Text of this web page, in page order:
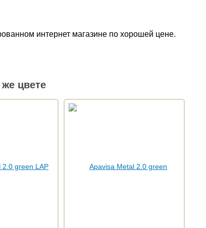
интернет магазине по хорошей цене.
цвете